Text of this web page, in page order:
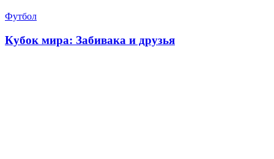
Футбол
Кубок мира: Забивака и друзья